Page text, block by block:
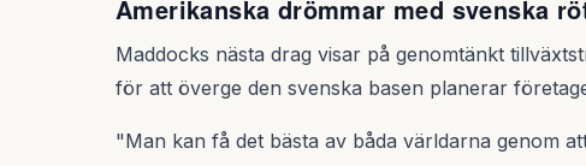
Amerikanska drömmar med svenska
Maddocks nästa drag visar på genomtänkt
för att överge den svenska basen planerar
"Man kan få det bästa av båda världarna genom